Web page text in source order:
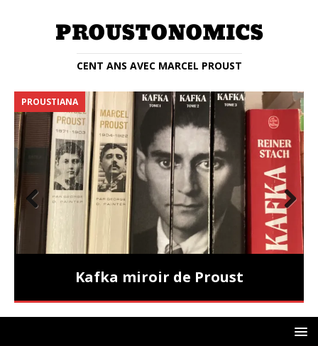
CENT ANS AVEC MARCEL PROUST
PROUSTIANA
Kafka miroir de Proust
Nex